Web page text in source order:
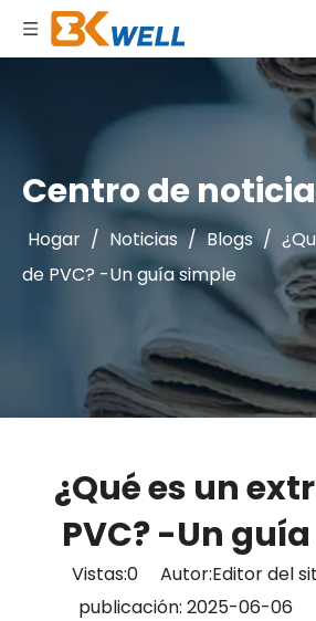
Centro de
Hogar / Noticias / Blogs /
de PVC? -Un guía simple
¿Qué es un
PVC? -Un
Vistas:0 Autor:Editor del
publicación: 2025-06-06